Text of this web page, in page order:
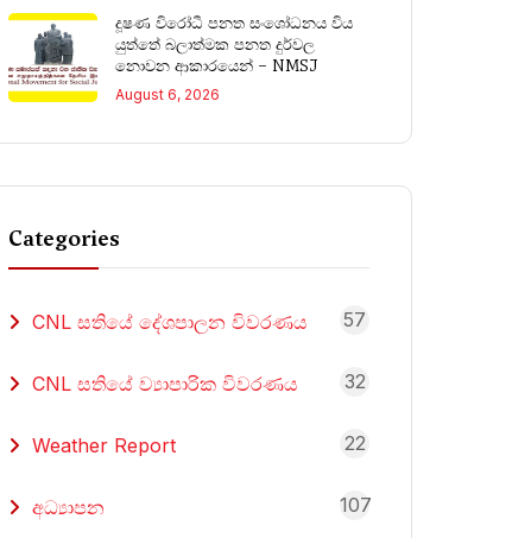
දූෂණ විරෝධී පනත සංශෝධනය විය
යුත්තේ බලාත්මක පනත දුර්වල
නොවන ආකාරයෙන් – NMSJ
August 6, 2026
Categories
CNL සතියේ දේශපාලන විවරණය 57
CNL සතියේ ව්‍යාපාරික විවරණය 32
Weather Report 22
අධ්‍යාපන 107